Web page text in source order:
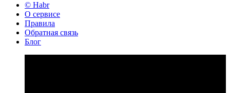
© Habr
О сервисе
Правила
Обратная связь
Блог